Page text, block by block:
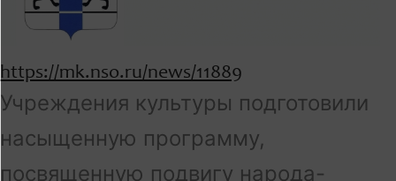
https://mk.nso.ru/news/11889
Учреждения культуры подготовили
насыщенную программу,
посвященную подвигу народа-